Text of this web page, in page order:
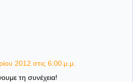
2012 στις 6:00 μ.μ.
τη συνέχεια!